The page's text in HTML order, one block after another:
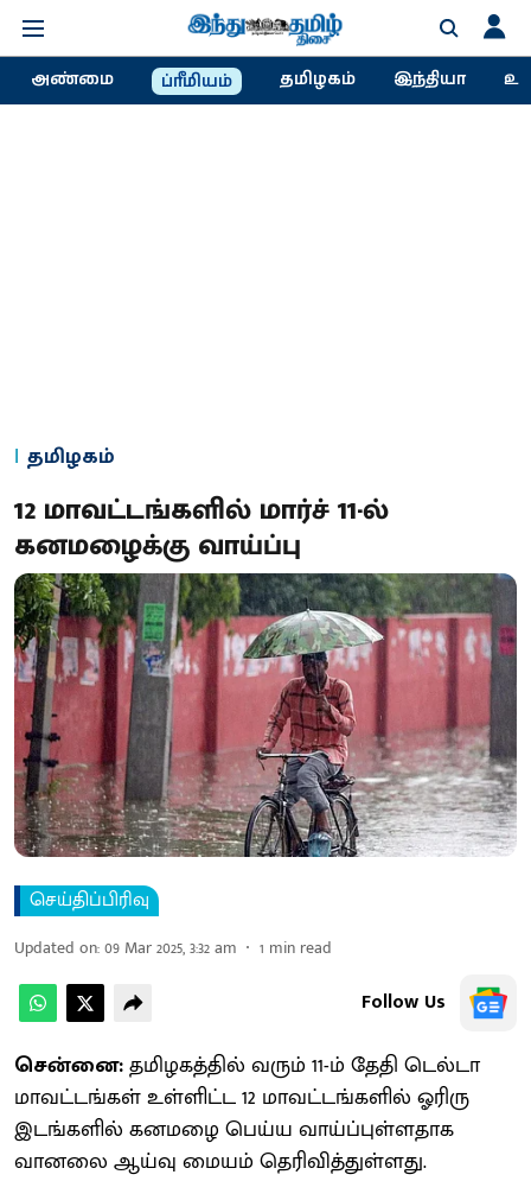
அண்மை ப்ரீமியம் தமிழகம் இந்தியா
தமிழகம்
12 மாவட்டங்களில் மார்ச் 11-ல்
கனமழைக்கு வாய்ப்பு
செய்திப்பிரிவு
Updated on:09 Mar 2025, 3:32 am 1 min read
Follow Us
சென்னை:தமிழகத்தில் வரும் 11-ம் தேதி டெல்டா
மாவட்டங்கள் உள்ளிட்ட 12 மாவட்டங்களில் ஓரிரு
இடங்களில் கனமழை பெய்ய வாய்ப்புள்ளதாக
வானலை ஆய்வு மையம் தெரிவித்துள்ளது.